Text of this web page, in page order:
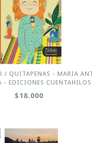
/ QUITAPENAS - MARIA
- EDICIONES CUENTAHILOS
$18.000